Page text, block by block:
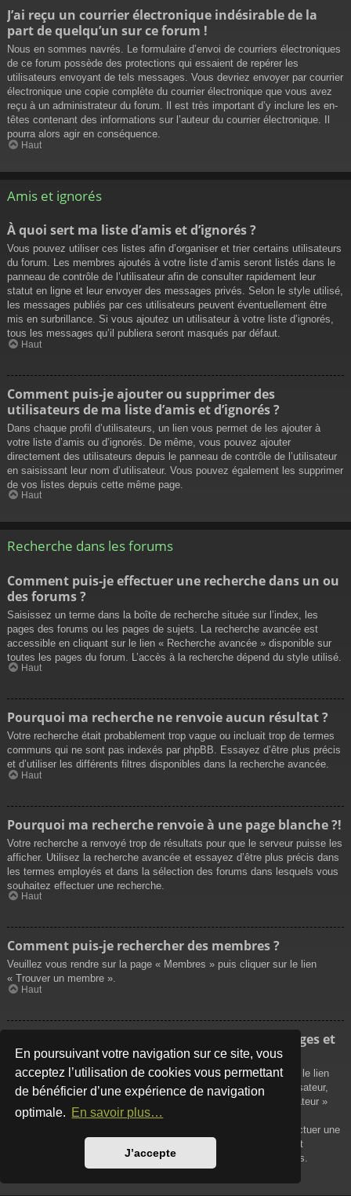
En poursuivant votre navigation sur ce site, vous
acceptez l’utilisation de cookies vous permettant
de bénéficier d’une expérience de navigation
optimale. En savoir plus…
J’accepte
J’ai reçu un courrier électronique indésirable de la
part de quelqu’un sur ce forum !
Nous en sommes navrés. Le formulaire d’envoi de courriers électroniques
de ce forum possède des protections qui essaient de repérer les
utilisateurs envoyant de tels messages. Vous devriez envoyer par courrier
électronique une copie complète du courrier électronique que vous avez
reçu à un administrateur du forum. Il est très important d’y inclure les en-
têtes contenant des informations sur l’auteur du courrier électronique. Il
pourra alors agir en conséquence.
Haut
Amis et ignorés
À quoi sert ma liste d’amis et d’ignorés ?
Vous pouvez utiliser ces listes afin d’organiser et trier certains utilisateurs
du forum. Les membres ajoutés à votre liste d’amis seront listés dans le
panneau de contrôle de l’utilisateur afin de consulter rapidement leur
statut en ligne et leur envoyer des messages privés. Selon le style utilisé,
les messages publiés par ces utilisateurs peuvent éventuellement être
mis en surbrillance. Si vous ajoutez un utilisateur à votre liste d’ignorés,
tous les messages qu’il publiera seront masqués par défaut.
Haut
Comment puis-je ajouter ou supprimer des
utilisateurs de ma liste d’amis et d’ignorés ?
Dans chaque profil d’utilisateurs, un lien vous permet de les ajouter à
votre liste d’amis ou d’ignorés. De même, vous pouvez ajouter
directement des utilisateurs depuis le panneau de contrôle de l’utilisateur
en saisissant leur nom d’utilisateur. Vous pouvez également les supprimer
de vos listes depuis cette même page.
Haut
Recherche dans les forums
Comment puis-je effectuer une recherche dans un ou
des forums ?
Saisissez un terme dans la boîte de recherche située sur l’index, les
pages des forums ou les pages de sujets. La recherche avancée est
accessible en cliquant sur le lien « Recherche avancée » disponible sur
toutes les pages du forum. L’accès à la recherche dépend du style utilisé.
Haut
Pourquoi ma recherche ne renvoie aucun résultat ?
Votre recherche était probablement trop vague ou incluait trop de termes
communs qui ne sont pas indexés par phpBB. Essayez d’être plus précis
et d’utiliser les différents filtres disponibles dans la recherche avancée.
Haut
Pourquoi ma recherche renvoie à une page blanche ?!
Votre recherche a renvoyé trop de résultats pour que le serveur puisse les
afficher. Utilisez la recherche avancée et essayez d’être plus précis dans
les termes employés et dans la sélection des forums dans lesquels vous
souhaitez effectuer une recherche.
Haut
Comment puis-je rechercher des membres ?
Veuillez vous rendre sur la page « Membres » puis cliquer sur le lien
« Trouver un membre ».
Haut
Comment puis-je retrouver mes propres messages et
sujets ?
Vos propres messages peuvent être affichés soit en cliquant sur le lien
« Afficher vos messages » dans le panneau de contrôle de l’utilisateur,
soit en cliquant sur le lien « Rechercher les messages de l’utilisateur »
sur la page de votre propre profil ou soit en cliquant sur le menu
« Raccourcis » situé sur la partie supérieure du forum. Pour effectuer une
recherche de vos propres sujets, utilisez la recherche avancée et
remplissez convenablement les options qui vous sont disponibles.